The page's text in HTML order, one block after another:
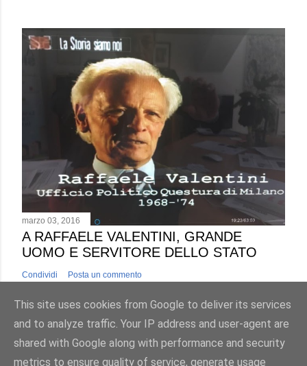
marzo 03, 2016
A RAFFAELE VALENTINI, GRANDE
UOMO E SERVITORE DELLO STATO
Condividi Posta un commento
Powered by Blogger
This site uses cookies from Google to deliver its services
and to analyze traffic. Your IP address and user-agent are
shared with Google along with performance and security
metrics to ensure quality of service, generate usage